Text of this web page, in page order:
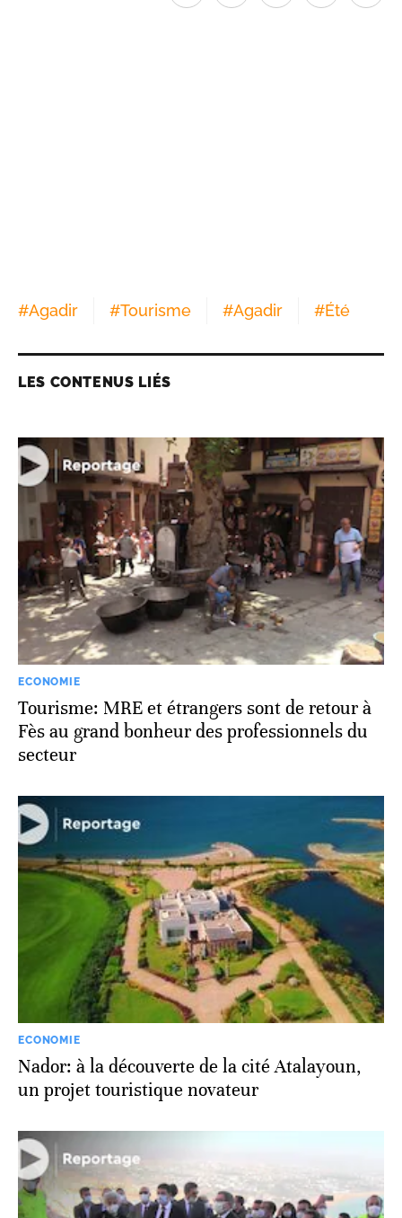
#Agadir #Tourisme #Agadir #Été
LES CONTENUS LIÉS
ECONOMIE
Tourisme: MRE et étrangers sont de retour à
Fès au grand bonheur des professionnels du
secteur
ECONOMIE
Nador: à la découverte de la cité Atalayoun,
un projet touristique novateur